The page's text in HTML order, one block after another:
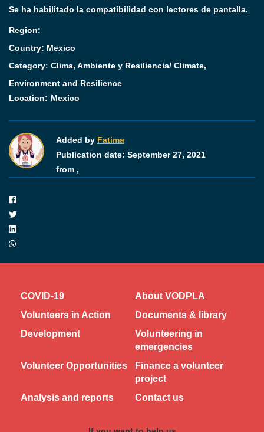
Se ha habilitado la compatibilidad con lectores de pantalla.
Region:
Country: Mexico
Category: Clima, Ambiente y Resiliencia/ Climate,
Environment and Resilience
Location: Mexico
Added by Fatima
Publication date: September 27, 2021
from ,
COVID-19
About VODPLA
Volunteers in Action
Documents & library
Development
Volunteering in
emergencies
Volunteer Opportunities
Finance a volunteer
project
Analysis and reports
Contact us